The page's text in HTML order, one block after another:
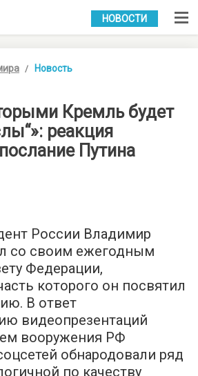
УКР РУС
НОВОСТИ
Новость
Кремль будет
реакция
Путина
России Владимир
со своим ежегодным
Федерации,
которого он посвятил
В ответ
видеопрезентаций
вооружения РФ
обнародовали ряд
по качеству